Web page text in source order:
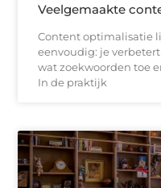
Veelgemaakte
Content optimalisatie
eenvoudig: je
wat zoekwoorden toe
In de praktijk